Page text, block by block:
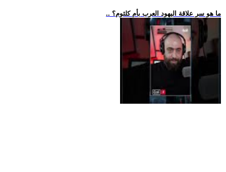
.. ما هو سر علاقة اليهود العرب بأم كلثوم؟